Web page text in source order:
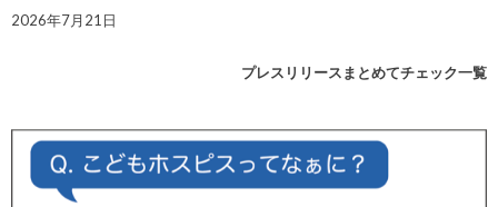
2026年7月21日
プレスリリースまとめてチェック一覧